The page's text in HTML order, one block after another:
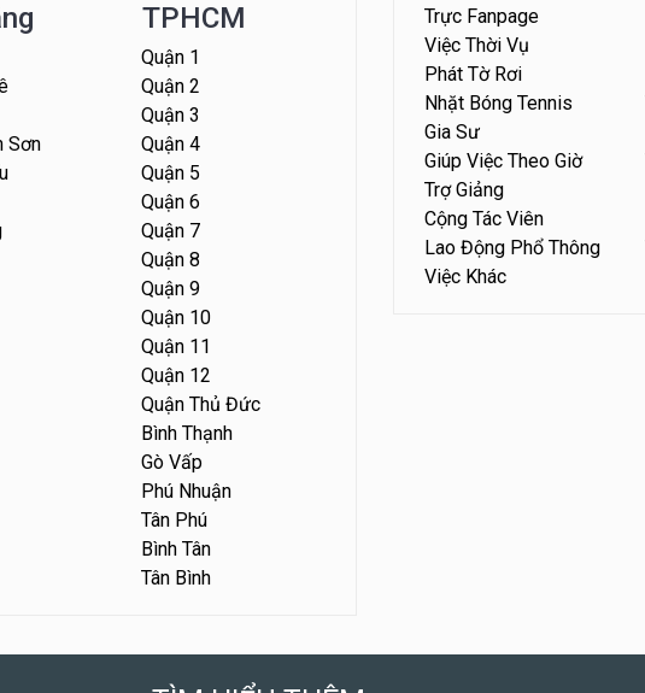
Sơn
TPHCM
Quận 1
Quận 2
Quận 3
Quận 4
Quận 5
Quận 6
Quận 7
Quận 8
Quận 9
Quận 10
Quận 11
Quận 12
Quận Thủ Đức
Bình Thạnh
Gò Vấp
Phú Nhuận
Tân Phú
Bình Tân
Tân Bình
Trực Fanpage
Việc Thời Vụ
Phát Tờ Rơi
Nhặt Bóng Tennis
Gia Sư
Giúp Việc Theo Giờ
Trợ Giảng
Cộng Tác Viên
Lao Động Phổ Thông
Việc Khác